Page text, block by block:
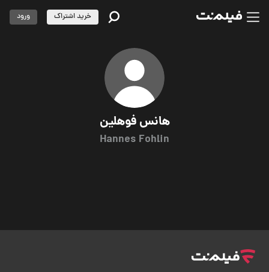
هانس فوهلین
Hannes Fohlin
خرید اشتراک ورود